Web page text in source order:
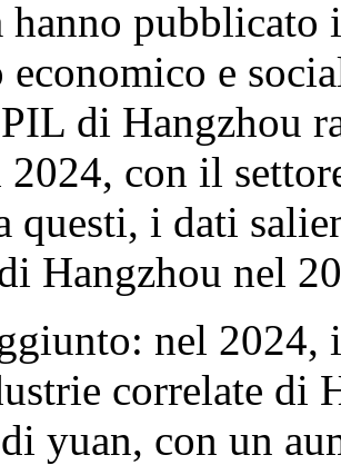
hanno
e
di Hangzhou
2024, con il
questi, i dati
Hangzhou nel
nel
correlate di
yuan, con un